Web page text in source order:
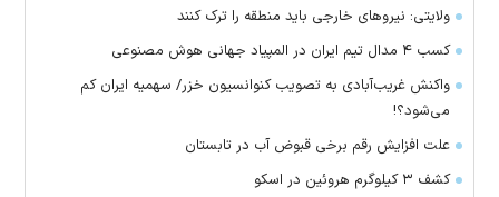
ولایتی: نیرو‌های خارجی باید منطقه را ترک کنند
کسب ۴ مدال تیم ایران در المپیاد جهانی هوش مصنوعی
واکنش غریب‌آبادی به تصویب کنوانسیون خزر/ سهمیه ایران کم
می‌شود؟!
علت افزایش رقم برخی قبوض آب در تابستان
کشف ۳ کیلوگرم هروئین در اسکو